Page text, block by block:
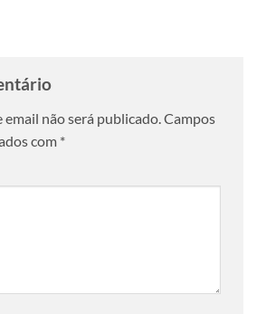
email não será publicado.Campos
com *